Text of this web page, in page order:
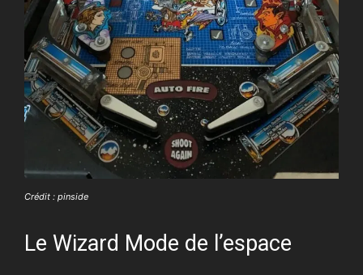
Crédit : pinside
Le Wizard Mode de l’espace